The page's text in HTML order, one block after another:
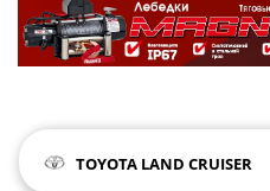
TOYOTA LAND CRUISER